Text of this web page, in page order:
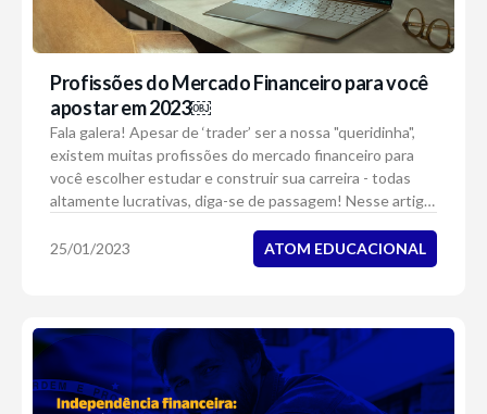
Profissões do Mercado Financeiro para você
apostar em 2023￼
Fala galera! Apesar de ‘trader’ ser a nossa "queridinha",
existem muitas profissões do mercado financeiro para
você escolher estudar e construir sua carreira - todas
altamente lucrativas, diga-se de passagem! Nesse artigo,
25/01/2023
ATOM EDUCACIONAL